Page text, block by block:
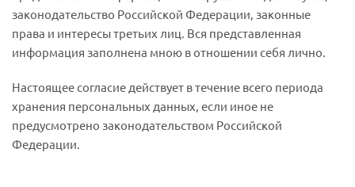
законодательство Российской Федерации, законные
права и интересы третьих лиц. Вся представленная
информация заполнена мною в отношении себя лично.
Настоящее согласие действует в течение всего периода
хранения персональных данных, если иное не
предусмотрено законодательством Российской
Федерации.